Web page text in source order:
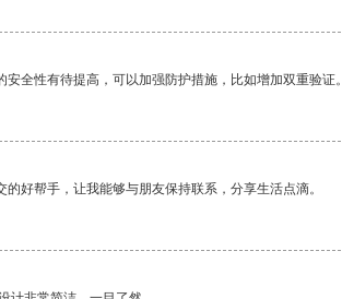
安全性有待提高，可以加强防护措施，比如增加双重验证。
的好帮手，让我能够与朋友保持联系，分享生活点滴。